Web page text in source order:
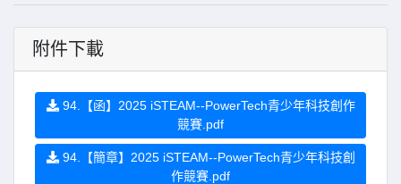
附件下載
94.【函】2025 iSTEAM--PowerTech青少年科技創作
競賽.pdf
94.【簡章】2025 iSTEAM--PowerTech青少年科技創
作競賽.pdf